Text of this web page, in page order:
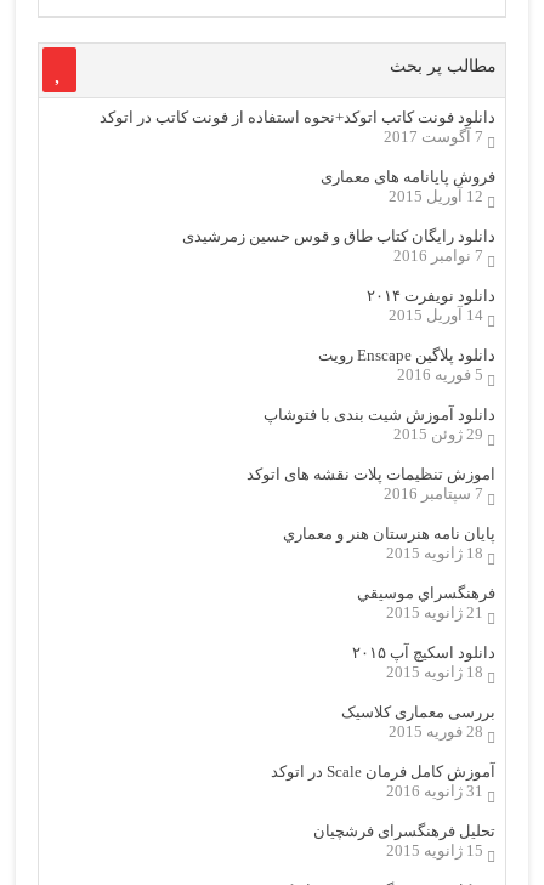
مطالب پر بحث
دانلود فونت کاتب اتوکد+نحوه استفاده از فونت کاتب در اتوکد
7 آگوست 2017
فروش پایانامه های معماری
12 آوریل 2015
دانلود رایگان کتاب طاق و قوس حسین زمرشیدی
7 نوامبر 2016
دانلود نویفرت ۲۰۱۴
14 آوریل 2015
دانلود پلاگین Enscape رویت
5 فوریه 2016
دانلود آموزش شیت بندی با فتوشاپ
29 ژوئن 2015
اموزش تنظیمات پلات نقشه های اتوکد
7 سپتامبر 2016
پایان نامه هنرستان هنر و معماري
18 ژانویه 2015
فرهنگسراي موسيقي
21 ژانویه 2015
دانلود اسکیچ آپ ۲۰۱۵
18 ژانویه 2015
بررسی معماری کلاسیک
28 فوریه 2015
آموزش کامل فرمان Scale در اتوکد
31 ژانویه 2016
تحلیل فرهنگسرای فرشچیان
15 ژانویه 2015